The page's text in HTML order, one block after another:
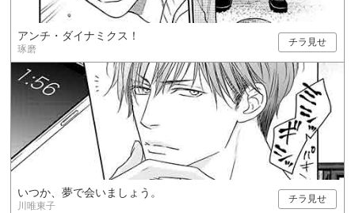
アンチ・ダイナミクス！
琢磨
チラ見せ
いつか、夢で会いましょう。
川唯東子
チラ見せ